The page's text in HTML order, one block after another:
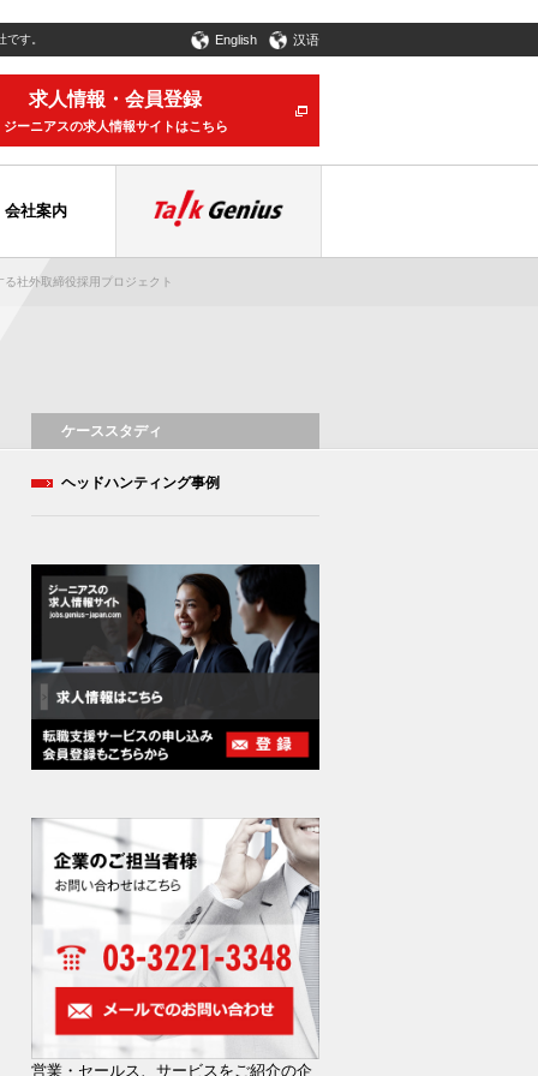
す。
会社案内
English 汉语
求人情報・会員登録
ジーニアスの求人情報サイトはこちら
社外取締役採用プロジェクト
ケーススタディ
ヘッドハンティング事例
営業・セールス、サービスをご紹介の企